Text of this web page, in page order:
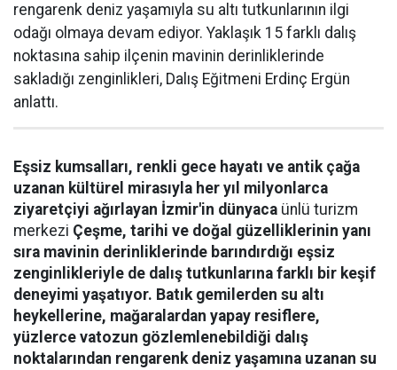
rengarenk deniz yaşamıyla su altı tutkunlarının ilgi
odağı olmaya devam ediyor. Yaklaşık 15 farklı dalış
noktasına sahip ilçenin mavinin derinliklerinde
sakladığı zenginlikleri, Dalış Eğitmeni Erdinç Ergün
anlattı.
Eşsiz kumsalları, renkli gece hayatı ve antik çağa
uzanan kültürel mirasıyla her yıl milyonlarca
ziyaretçiyi ağırlayan İzmir'in dünyaca ünlü turizm
merkezi Çeşme, tarihi ve doğal güzelliklerinin yanı
sıra mavinin derinliklerinde barındırdığı eşsiz
zenginlikleriyle de dalış tutkunlarına farklı bir keşif
deneyimi yaşatıyor. Batık gemilerden su altı
heykellerine, mağaralardan yapay resiflere,
yüzlerce vatozun gözlemlenebildiği dalış
noktalarından rengarenk deniz yaşamına uzanan su